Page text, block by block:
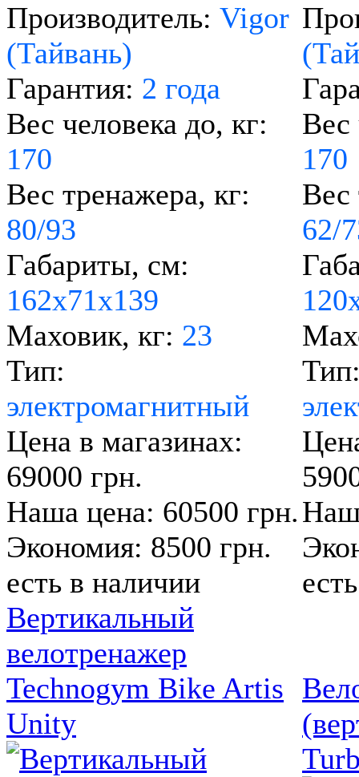
Производитель: Vigor
(Тайвань)
Гарантия: 2 года
Вес человека до, кг:
170
Вес тренажера, кг:
80/93
Габариты, см:
162х71х139
Маховик, кг: 23
Тип:
электромагнитный
Цена в магазинах:
69000 грн.
Наша цена: 60500 грн.
Экономия: 8500 грн.
есть в наличии
Вес
170
Вес
62/
Вертикальный
велотренажер
Technogym Bike Artis
Unity